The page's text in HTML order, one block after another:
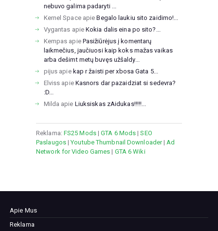
nebuvo galima padaryti ...
Kernel SpaceapieBegalo laukiu sito zaidimo!...
Vygantas apieKokia dalis eina po sito?...
Kempas apie Pasižiūrėjus į komentarų
laikmečius, jaučiuosi kaip koks mažas vaikas
arba dešimt metų buvęs užšaldy...
pijus apie kap r žaisti per xbosa Gata 5...
Elviss apie Kasnors dar pazaidziat si sedevra?
:D...
Milda apie Liuksiskas zAidukas!!!!!...
Reklama: FS25 Mods|GTA 6 Mods |SEO
Paslaugos|Youtube Thumbnail Downloader| Ad
Network for Video Games | GTA 6 Wiki
Apie Mus
Reklama